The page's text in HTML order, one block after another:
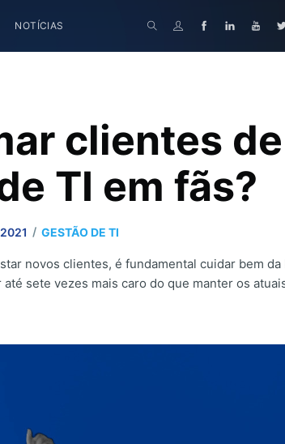
NOTÍCIAS
clientes
TI em fãs?
/ GESTÃO DE TI
novos clientes, é fundamental cuidar bem
sete vezes mais caro do que manter os